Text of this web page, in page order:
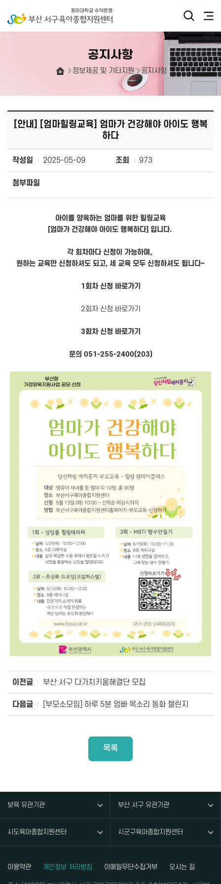
공지사항
정보제공 및 기타지원 공지사항
[안내] [엄마힐링교육] 엄마가 건강해야 아이도 행복
하다
작성일 2025-05-09 조회 973
첨부파일
아이를 양육하는 엄마를 위한 힐링교육
[엄마가 건강해야 아이도 행복하다] 입니다.
각 회차마다 신청이 가능하며,
원하는 교육만 신청하셔도 되고, 세 교육 모두 신청하셔도 됩니다~
1회차 신청 바로가기
2회차 신청 바로가기
3회차 신청 바로가기
문의 051-255-2400(203)
이전글 부산 서구 다가치키움해결단 모집
다음글 [부모소모임] 하루 5분 엄빠 목소리 동화 챌린지
목록
보육 유관기관 부산 서구 유관기관
시도육아종합지원센터 시군구육아종합지원센터
이용약관 개인정보 처리방침 이메일무단수집거부 오시는 길